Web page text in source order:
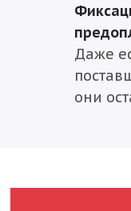
Даже
они